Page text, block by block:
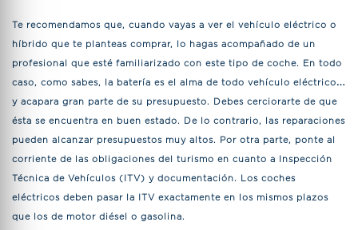
Te recomendamos que, cuando vayas a ver el vehículo eléctrico o
híbrido que te planteas comprar, lo hagas acompañado de un
profesional que esté familiarizado con este tipo de coche. En todo
caso, como sabes, la batería es el alma de todo vehículo eléctrico…
y acapara gran parte de su presupuesto. Debes cerciorarte de que
ésta se encuentra en buen estado. De lo contrario, las reparaciones
pueden alcanzar presupuestos muy altos. Por otra parte, ponte al
corriente de las obligaciones del turismo en cuanto a Inspección
Técnica de Vehículos (ITV) y documentación. Los coches
eléctricos deben pasar la ITV exactamente en los mismos plazos
que los de motor diésel o gasolina.